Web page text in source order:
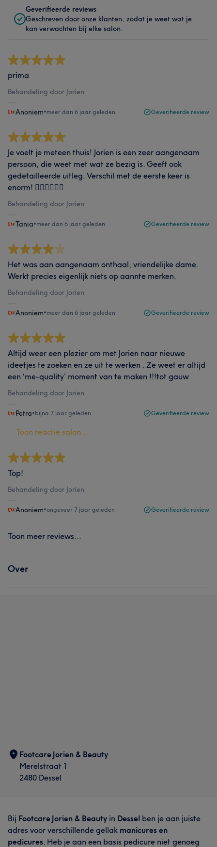
Geverifieerde reviews
Geschreven door onze klanten, zodat je weet wat je
kan verwachten bij elke salon.
prima
Behandeling door Jorien
Anoniem•meer dan 6 jaar geleden Geverifieerde review
Je voelt je meteen thuis! Jorien is een zeer aangenaam
persoon, die weet met wat ze bezig is. Geeft ook
gedetailleerde uitleg. Verschil met de eerste keer is
enorm! 👍🏼👍🏼👍🏼
Behandeling door Jorien
Tania•meer dan 6 jaar geleden Geverifieerde review
Het was aan aangenaam onthaal, vriendelijke dame.
Werkt precies eigenlijk niets op aannte merken.
Behandeling door Jorien
Anoniem•meer dan 6 jaar geleden Geverifieerde review
Altijd weer een plezier om met Jorien naar nieuwe
ideetjes te zoeken en ze uit te werken . Ze weet er altijd
een ‘me-quality’ moment van te maken !!!tot gauw
Behandeling door Jorien
Petra•bijna 7 jaar geleden Geverifieerde review
Toon reactie salon...
Top!
Behandeling door Jorien
Anoniem•ongeveer 7 jaar geleden Geverifieerde review
Toon meer reviews...
Over
Footcare Jorien & Beauty
Merelstraat 1
2480 Dessel
Bij Footcare Jorien & Beauty in Dessel ben je aan juiste
adres voor verschillende gellak manicures en
pedicures. Heb je aan een basis pedicure niet genoeg